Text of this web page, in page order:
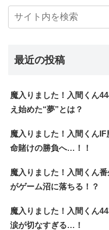
最近の投稿
魔入りました！入間くん
え始めた“夢”とは？
魔入りました！入間くんIF
命賭けの勝負へ…！！
魔入りました！入間くん
がゲーム沼に落ちる！？
魔入りました！入間くん
涙が切なすぎる…！